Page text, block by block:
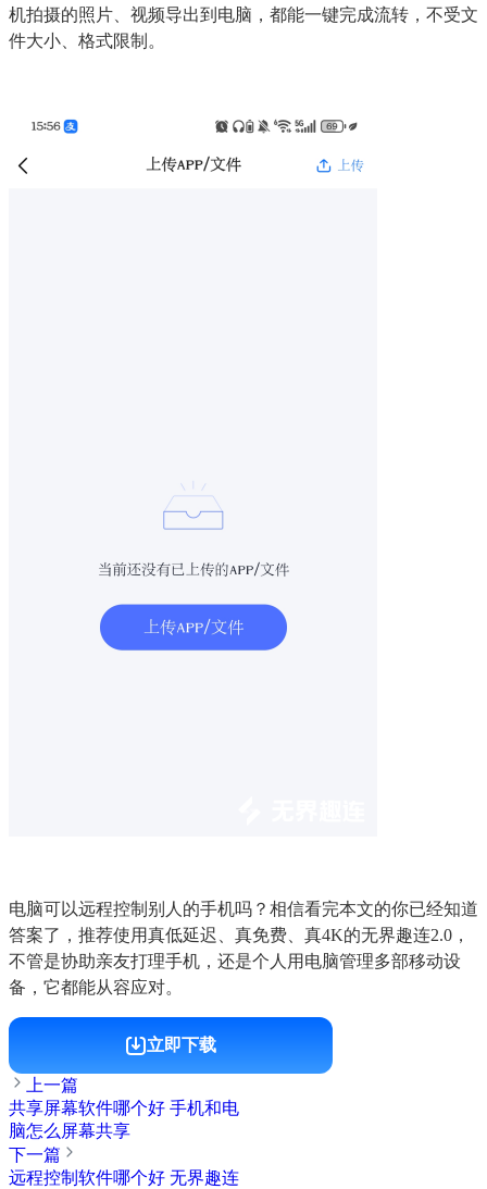
机拍摄的照片、视频导出到电脑，都能一键完成流转，不受文
件大小、格式限制。
电脑可以远程控制别人的手机吗？相信看完本文的你已经知道
答案了，推荐使用真低延迟、真免费、真4K的无界趣连2.0，
不管是协助亲友打理手机，还是个人用电脑管理多部移动设
备，它都能从容应对。
立即下载
上一篇
共享屏幕软件哪个好 手机和电
脑怎么屏幕共享
下一篇
远程控制软件哪个好 无界趣连